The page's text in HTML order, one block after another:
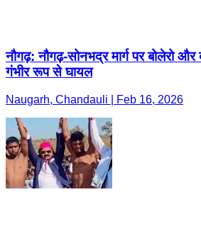
नौगढ़: नौगढ़-सोनभद्र मार्ग पर बोलेरो
गंभीर रूप से घायल
Naugarh, Chandauli | Feb 16, 2026